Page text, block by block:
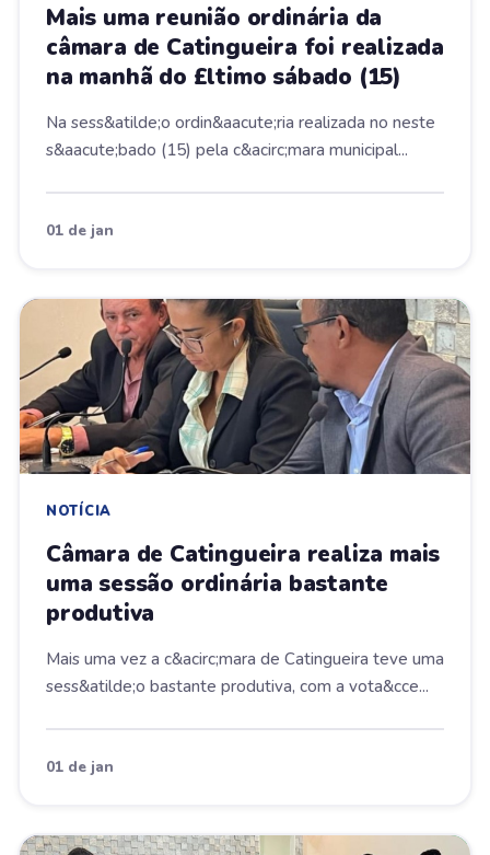
Mais uma reunião ordinária da
câmara de Catingueira foi realizada
na manhã do £ltimo sábado (15)
Na sess&atilde;o ordin&aacute;ria realizada no neste
s&aacute;bado (15) pela c&acirc;mara municipal...
01 de jan
NOTÍCIA
Câmara de Catingueira realiza mais
uma sessão ordinária bastante
produtiva
Mais uma vez a c&acirc;mara de Catingueira teve uma
sess&atilde;o bastante produtiva, com a vota&cce...
01 de jan